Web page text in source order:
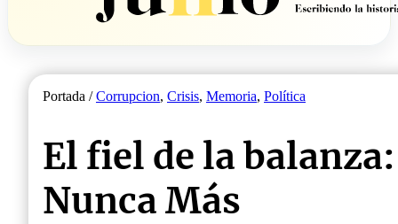
Portada /Corrupcion, Crisis, Memoria, Política
El fiel de la
Nunca Más